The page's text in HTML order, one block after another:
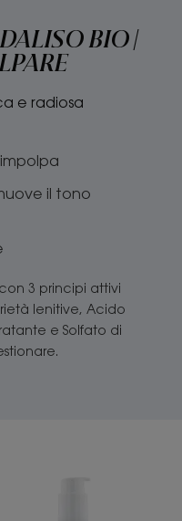
BIO |
e radiosa
il tono
3 principi attivi
lenitive, Acido
e Solfato di